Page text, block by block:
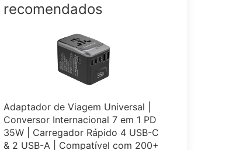
recomendados
Adaptador de Viagem Universal |
Conversor Internacional 7 em 1 PD
35W | Carregador Rápido 4 USB-C
& 2 USB-A | Compatível com 200+